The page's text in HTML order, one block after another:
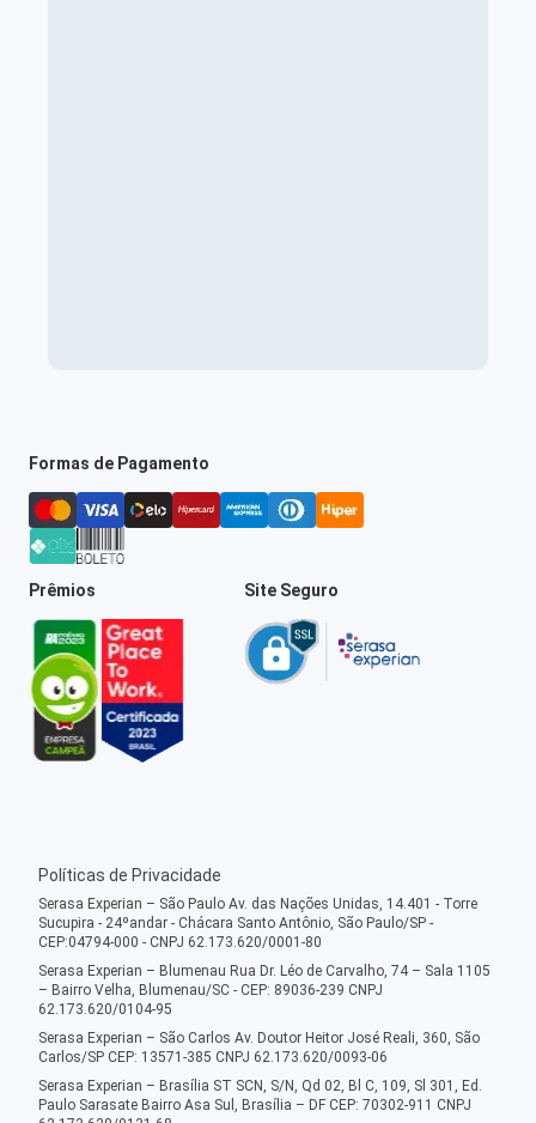
Formas de Pagamento
Prêmios Site Seguro
Políticas de Privacidade
Serasa Experian – São Paulo Av. das Nações Unidas, 14.401 - Torre
Sucupira - 24ºandar - Chácara Santo Antônio, São Paulo/SP -
CEP:04794-000 - CNPJ 62.173.620/0001-80
Serasa Experian – Blumenau Rua Dr. Léo de Carvalho, 74 – Sala 1105
– Bairro Velha, Blumenau/SC - CEP: 89036-239 CNPJ
62.173.620/0104-95
Serasa Experian – São Carlos Av. Doutor Heitor José Reali, 360, São
Carlos/SP CEP: 13571-385 CNPJ 62.173.620/0093-06
Serasa Experian – Brasília ST SCN, S/N, Qd 02, Bl C, 109, Sl 301, Ed.
Paulo Sarasate Bairro Asa Sul, Brasília – DF CEP: 70302-911 CNPJ